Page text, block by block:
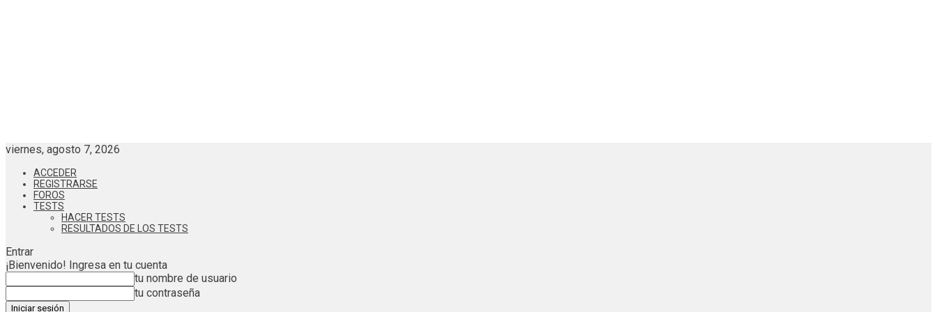
viernes, agosto 7, 2026
ACCEDER
REGISTRARSE
FOROS
TESTS
HACER TESTS
RESULTADOS DE LOS TESTS
Entrar
¡Bienvenido! Ingresa en tu cuenta
tu nombre de usuario
tu contraseña